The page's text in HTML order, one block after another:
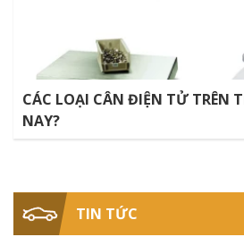
CÁC LOẠI CÂN ĐIỆN TỬ TRÊN
NAY?
TIN TỨC